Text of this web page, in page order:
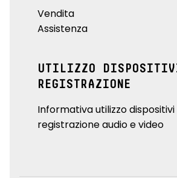
Vendita
Assistenza
UTILIZZO
REGISTRAZIONE
Informativa utilizzo dispositivi
registrazione audio e video